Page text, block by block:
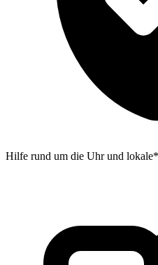
Hilfe rund um die Uhr und